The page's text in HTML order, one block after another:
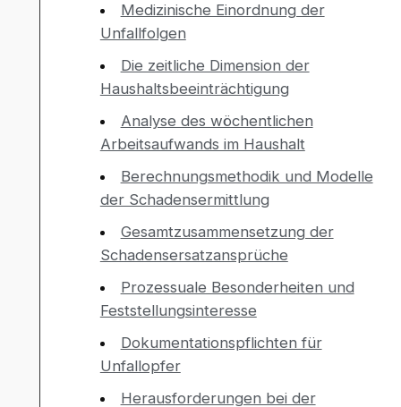
Medizinische Einordnung der
Unfallfolgen
Die zeitliche Dimension der
Haushaltsbeeinträchtigung
Analyse des wöchentlichen
Arbeitsaufwands im Haushalt
Berechnungsmethodik und Modelle
der Schadensermittlung
Gesamtzusammensetzung der
Schadensersatzansprüche
Prozessuale Besonderheiten und
Feststellungsinteresse
Dokumentationspflichten für
Unfallopfer
Herausforderungen bei der